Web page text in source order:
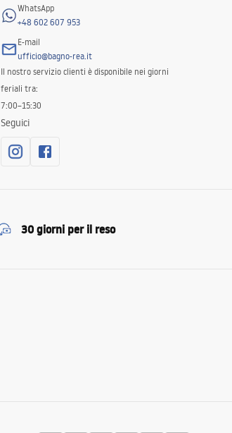
WhatsApp
+48 602 607 953
E-mail
ufficio@bagno-rea.it
Il nostro servizio clienti è disponibile nei giorni
feriali tra:
7:00–15:30
Seguici
30 giorni per il reso